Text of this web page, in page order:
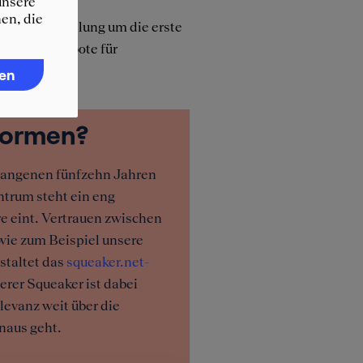
wie
Verhandlung um die erste
Jobangebote für
fünfzehn Jahren
steht ein eng
eint. Vertrauen zwischen
zum Beispiel unsere
das squeaker.net-
Squeaker ist dabei
weit über die
geht.
die